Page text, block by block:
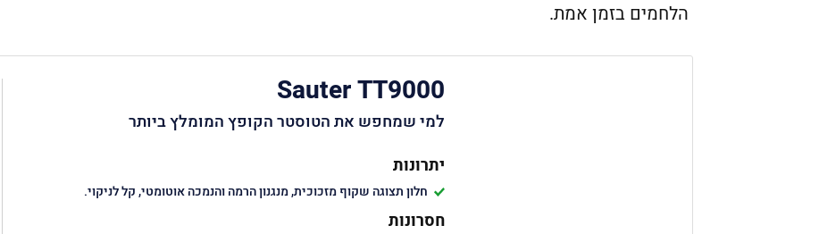
הלחמים בזמן אמת.
Sauter TT9000
למי שמחפש את הטוסטר הקופץ המומלץ ביותר
יתרונות
חלון תצוגה שקוף מזכוכית, מנגנון הרמה והנמכה אוטומטי, קל לניקוי.
חסרונות